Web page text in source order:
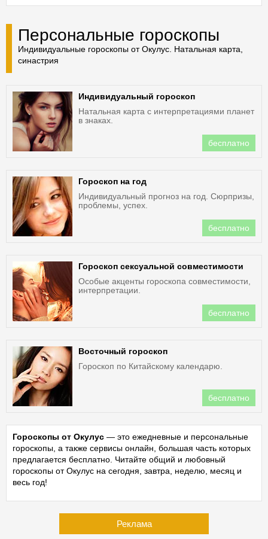
Персональные гороскопы
Индивидуальные гороскопы от Окулус. Натальная карта,
синастрия
Индивидуальный гороскоп
Натальная карта с интерпретациями планет
в знаках.
бесплатно
Гороскоп на год
Индивидуальный прогноз на год. Сюрпризы,
проблемы, успех.
бесплатно
Гороскоп сексуальной совместимости
Особые акценты гороскопа совместимости,
интерпретации.
бесплатно
Восточный гороскоп
Гороскоп по Китайскому календарю.
бесплатно
Гороскопы от Окулус — это ежедневные и персональные
гороскопы, а также сервисы онлайн, большая часть которых
предлагается бесплатно. Читайте общий и любовный
гороскопы от Окулус на сегодня, завтра, неделю, месяц и
весь год!
Реклама